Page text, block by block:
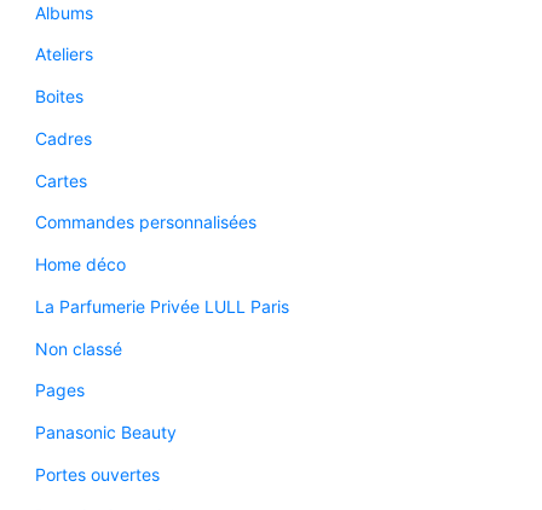
Albums
Ateliers
Boites
Cadres
Cartes
Commandes personnalisées
Home déco
La Parfumerie Privée LULL Paris
Non classé
Pages
Panasonic Beauty
Portes ouvertes